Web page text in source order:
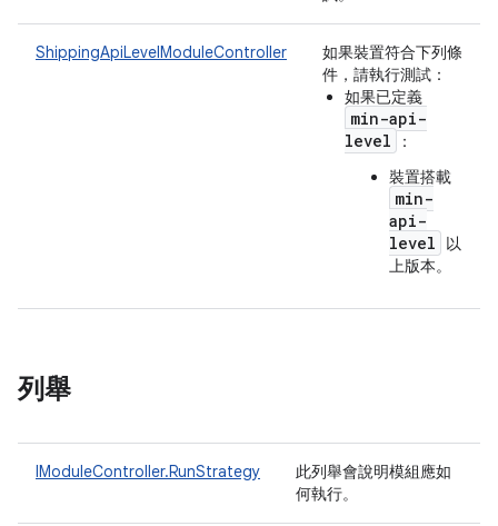
ShippingApiLevelModuleController
如果裝置符合下列條
件，請執行測試：
如果已定義
min-api-
level
：
裝置搭載
min-
api-
level
以
上版本。
列舉
IModuleController.RunStrategy
此列舉會說明模組應如
何執行。